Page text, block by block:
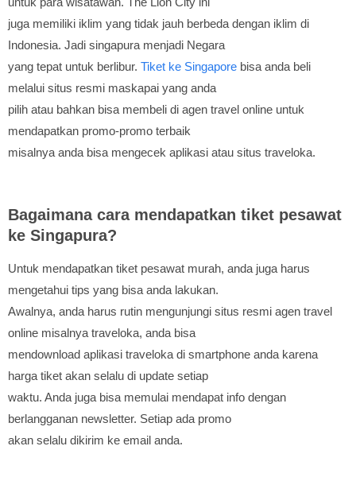
juga memiliki iklim yang tidak jauh berbeda dengan iklim di
Indonesia. Jadi singapura menjadi Negara
yang tepat untuk berlibur. Tiket ke Singapore bisa anda beli
melalui situs resmi maskapai yang anda
pilih atau bahkan bisa membeli di agen travel online untuk
mendapatkan promo-promo terbaik
misalnya anda bisa mengecek aplikasi atau situs traveloka.
Bagaimana cara mendapatkan tiket pesawat
ke Singapura?
Untuk mendapatkan tiket pesawat murah, anda juga harus
mengetahui tips yang bisa anda lakukan.
Awalnya, anda harus rutin mengunjungi situs resmi agen travel
online misalnya traveloka, anda bisa
mendownload aplikasi traveloka di smartphone anda karena
harga tiket akan selalu di update setiap
waktu. Anda juga bisa memulai mendapat info dengan
berlangganan newsletter. Setiap ada promo
akan selalu dikirim ke email anda.